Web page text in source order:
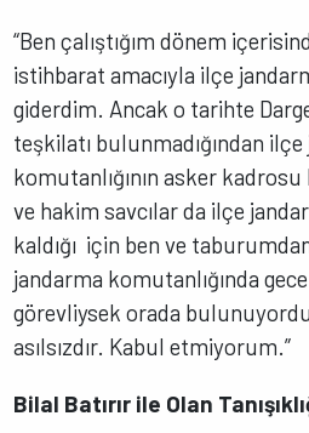
“Ben çalıştığım dönem
istihbarat amacıyla ilçe
giderdim. Ancak o tarihte
teşkilatı bulunmadığından
komutanlığının asker
ve hakim savcılar da ilçe
kaldığı için ben ve
jandarma komutanlığında
görevliysek orada
asılsızdır. Kabul etmiyorum.”
Bilal Batırır ile Olan